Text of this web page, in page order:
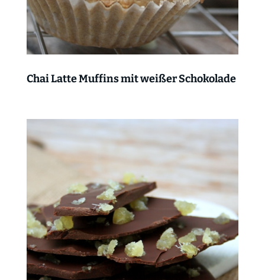
Chai Latte Muffins mit weißer Schokolade